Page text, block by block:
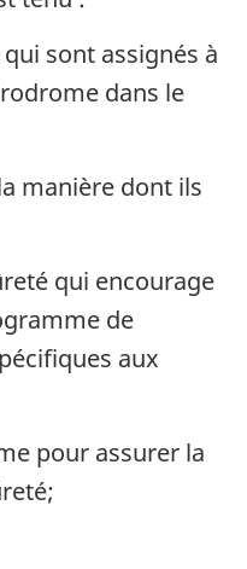
sont assignés à
dans le
manière dont ils
qui encourage
de
aux
pour assurer la